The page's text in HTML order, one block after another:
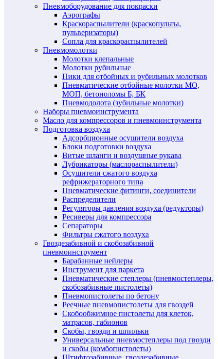
Пневмоборудование для покраски
Аэрографы
Краскораспылители (краскопульты,
пульверизаторы)
Сопла для краскораспылителей
Пневмомолотки
Молотки клепальные
Молотки рубильные
Пики для отбойных и рубильных молотков
Пневматические отбойные молотки МО,
МОП, бетоноломы Б, БК
Пневмодолота (зубильные молотки)
Наборы пневмоинструмента
Масло для компрессоров и пневмоинструмента
Подготовка воздуха
Адсорбционные осушители воздуха
Блоки подготовки воздуха
Витые шланги и воздушные рукава
Лубрикаторы (маслораспылители)
Осушители сжатого воздуха
рефрижераторного типа
Пневматические фитинги, соединители
Распределители
Регуляторы давления воздуха (редукторы)
Ресиверы для компрессора
Сепараторы
Фильтры сжатого воздуха
Гвоздезабивной и скобозабивной
пневмоинструмент
Барабанные нейлеры
Инструмент для паркета
Пневматические степлеры (пневмостеплеры,
скобозабивные пистолеты)
Пневмопистолеты по бетону
Реечные пневмопистолеты для гвоздей
Скобообжимное пистолеты для клеток,
матрасов, габионов
Скобы, гвозди и шпильки
Универсальные пневмостеплеры под гвозди
и скобы (комбопистолеты)
Штифтозабивные, гвоздезабивные,